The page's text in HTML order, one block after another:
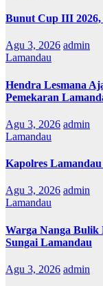
Bunut Cup III 2026,
Agu 3, 2026 admin
Lamandau
Hendra Lesmana
Pemekaran
Agu 3, 2026 admin
Lamandau
Kapolres
Agu 3, 2026 admin
Lamandau
Warga Nanga Bulik
Sungai Lamandau
Agu 3, 2026 admin